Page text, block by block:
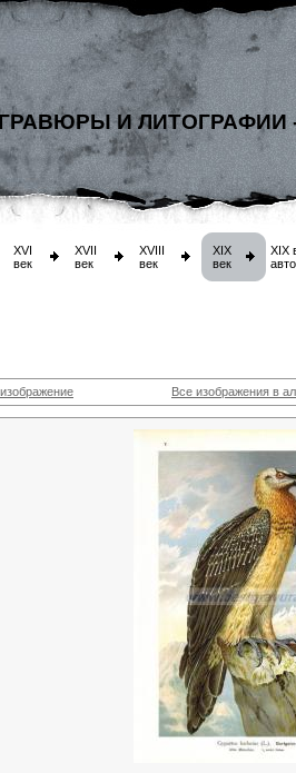
И ЛИТОГРАФИИ
XVI
век
XVII
век
XVIII
век
XIX
век
XIX
Все изображения в